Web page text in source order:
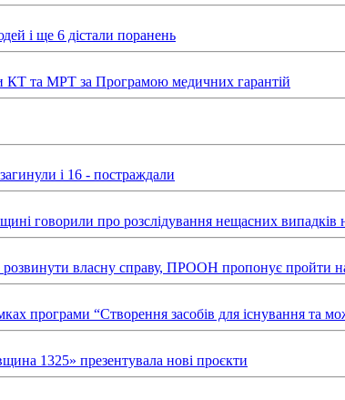
і ще 6 дістали поранень
та МРТ за Програмою медичних гарантій
і 16 - постраждали
говорили про розслідування нещасних випадків
розвинути власну справу, ПРООН пропонує пройти
програми “Створення засобів для існування та
1325» презентувала нові проєкти